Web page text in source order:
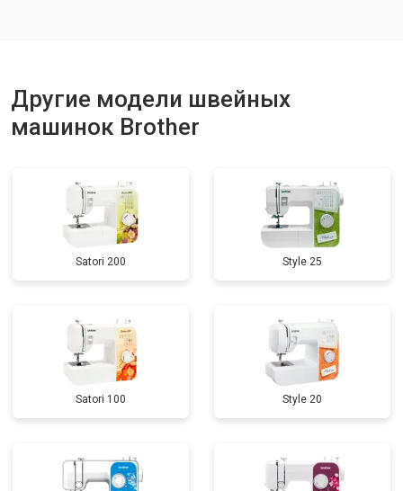
Другие модели швейных
машинок Brother
Satori 200 Style 25
Satori 100 Style 20